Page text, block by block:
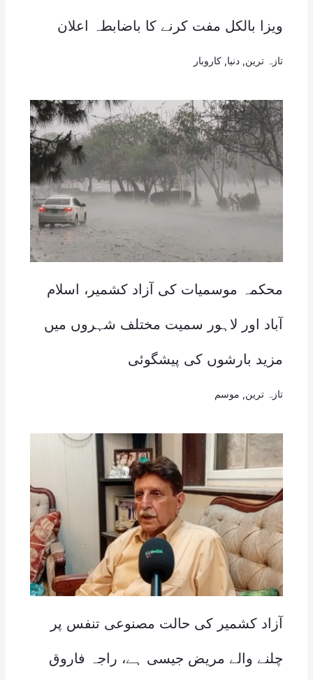
ویزا بالکل مفت کرنے کا باضابطہ اعلان
تازہ ترین دنیا کاروبار
محکمہ موسمیات کی آزاد کشمیر، اسلام
آباد اور لاہور سمیت مختلف شہروں میں
مزید بارشوں کی پیشگوئی
تازہ ترین موسم
آزاد کشمیر کی حالت مصنوعی تنفس پر
چلنے والے مریض جیسی ہے، راجہ فاروق